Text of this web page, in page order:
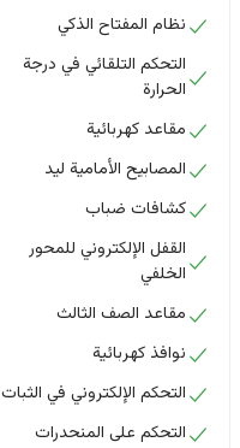
نظام المفتاح الذكي
التحكم التلقائي في درجة
الحرارة
مقاعد كهربائية
المصابيح الأمامية ليد
كشافات ضباب
القفل الإلكتروني للمحور
الخلفي
مقاعد الصف الثالث
نوافذ كهربائية
التحكم الإلكتروني في الثبات
التحكم على المنحدرات